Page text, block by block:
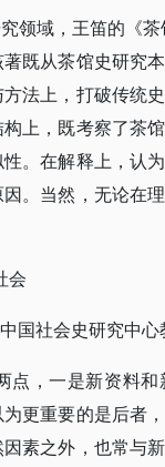
领域，王笛的《
既从茶馆史研究
法上，打破传统
上，既考察了茶
。在解释上，认
。当然，无论在
会
国社会史研究中心
点，一是新资料
更重要的是后者
素之外，也常与